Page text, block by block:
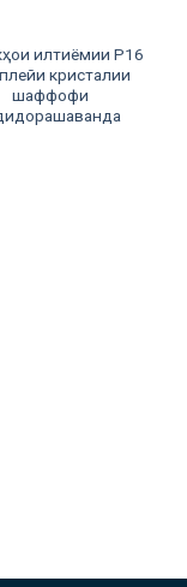
илтиёмии P16
кристалии
шаффофи